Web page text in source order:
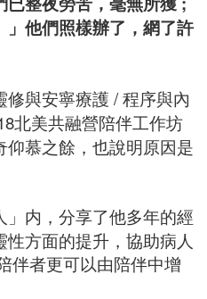
他們照樣辦了，網了許
修與安寧療護 / 程序與內
北美共融營陪伴工作坊
慕之餘，也說明原因是
」内，分享了他多年的經
方面的提升，協助病人
伴者更可以由陪伴中增